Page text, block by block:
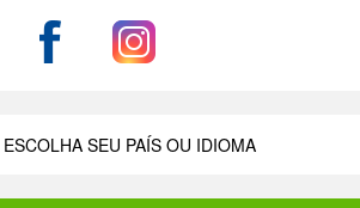
ESCOLHA SEU PAÍS OU IDIOMA